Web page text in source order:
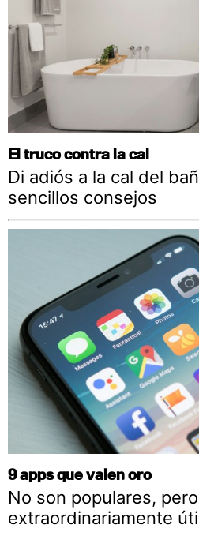
El truco contra la cal
Di adiós a la cal del
sencillos consejos
9 apps que valen oro
No son populares,
extraordinariamente